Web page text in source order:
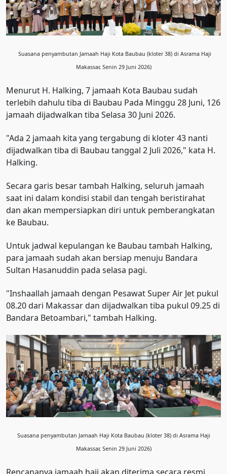
Suasana penyambutan Jamaah Haji Kota Baubau (kloter 38) di Asrama Haji
Makassar, Senin 29 Juni 2026)
Menurut H. Halking, 7 jamaah Kota Baubau sudah
terlebih dahulu tiba di Baubau Pada Minggu 28 Juni, 126
jamaah dijadwalkan tiba Selasa 30 Juni 2026.
"Ada 2 jamaah kita yang tergabung di kloter 43 nanti
dijadwalkan tiba di Baubau tanggal 2 Juli 2026," kata H.
Halking.
Secara garis besar tambah Halking, seluruh jamaah
saat ini dalam kondisi stabil dan tengah beristirahat
dan akan mempersiapkan diri untuk pemberangkatan
ke Baubau.
Untuk jadwal kepulangan ke Baubau tambah Halking,
para jamaah sudah akan bersiap menuju Bandara
Sultan Hasanuddin pada selasa pagi.
"Inshaallah jamaah dengan Pesawat Super Air Jet pukul
08.20 dari Makassar dan dijadwalkan tiba pukul 09.25 di
Bandara Betoambari," tambah Halking.
Suasana penyambutan Jamaah Haji Kota Baubau (kloter 38) di Asrama Haji
Makassar, Senin 29 Juni 2026)